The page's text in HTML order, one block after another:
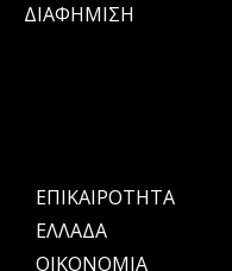
ΔΙΑΦΗΜΙΣΗ
ΕΠΙΚΑΙΡΟΤΗΤΑ
ΕΛΛΑΔΑ
OIKONOMIA